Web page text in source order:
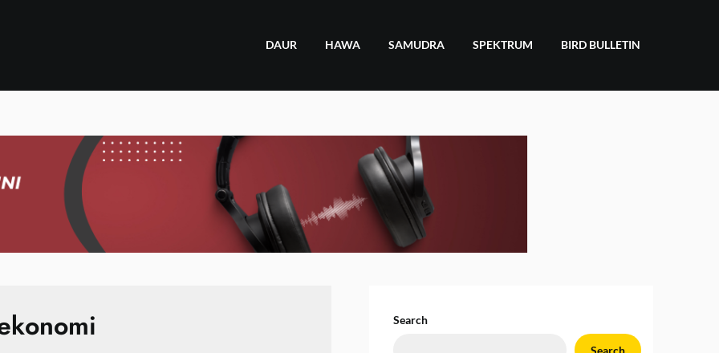
DAUR HAWA SAMUDRA SPEKTRUM BIRD BULLETIN
Search
Search